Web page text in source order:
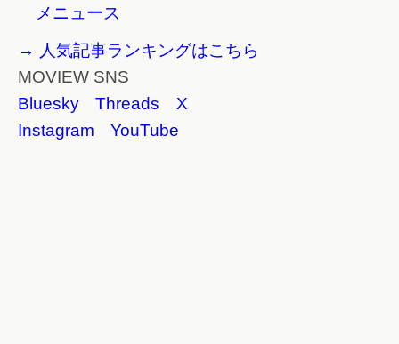
メニュース
→ 人気記事ランキングはこちら
MOVIEW SNS
Bluesky
Threads
X
Instagram
YouTube